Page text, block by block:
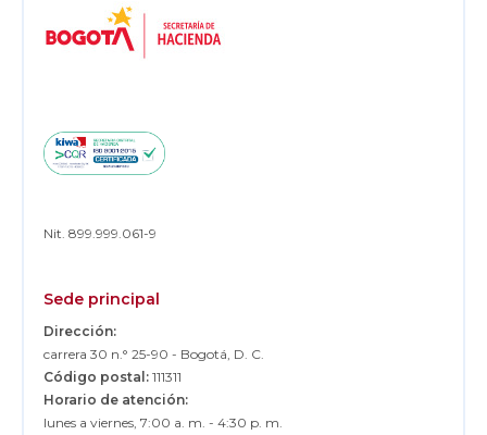
Nit. 899.999.061-9
Sede principal
Dirección:
carrera 30 n.° 25-90 - Bogotá, D. C.
Código postal: 111311
Horario de atención:
lunes a viernes, 7:00 a. m. - 4:30 p. m.